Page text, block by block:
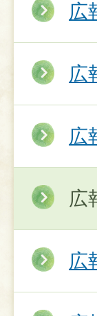
広
広
広
広
広